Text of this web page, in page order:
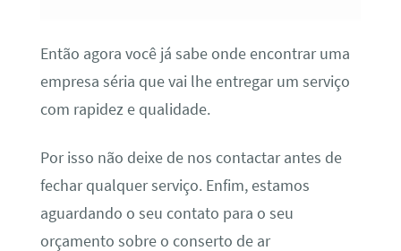
Então agora você já sabe onde encontrar uma
empresa séria que vai lhe entregar um serviço
com rapidez e qualidade.
Por isso não deixe de nos contactar antes de
fechar qualquer serviço. Enfim, estamos
aguardando o seu contato para o seu
orçamento sobre o conserto de ar